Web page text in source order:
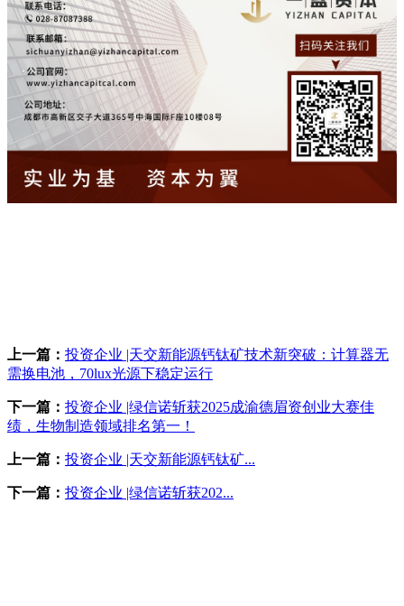
上一篇： 投资企业 |天交新能源钙钛矿技术新突破：计算器无
需换电池，70lux光源下稳定运行
下一篇： 投资企业 |绿信诺斩获2025成渝德眉资创业大赛佳
绩，生物制造领域排名第一！
上一篇： 投资企业 |天交新能源钙钛矿...
下一篇： 投资企业 |绿信诺斩获202...